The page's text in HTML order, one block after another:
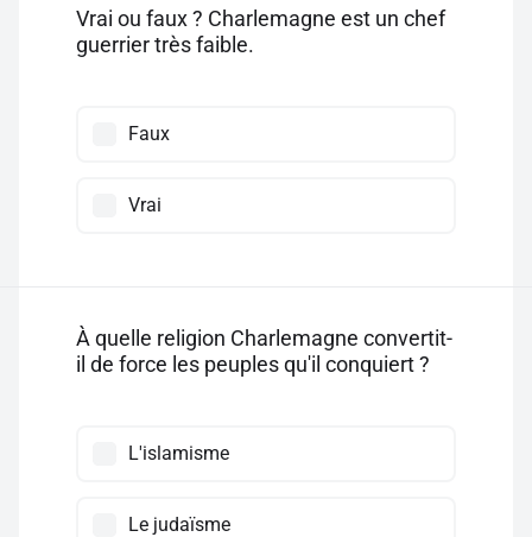
Vrai ou faux ? Charlemagne est un chef
guerrier très faible.
Faux
Vrai
À quelle religion Charlemagne convertit-
il de force les peuples qu'il conquiert ?
L'islamisme
Le judaïsme